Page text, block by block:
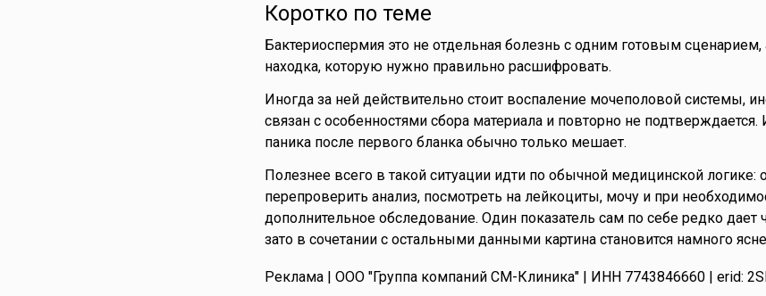
Коротко по теме
Бактериоспермия это не отдельная болезнь с одним готовым сценарием,
находка, которую нужно правильно расшифровать.
Иногда за ней действительно стоит воспаление мочеполовой системы,
связан с особенностями сбора материала и повторно не
паника после первого бланка обычно только мешает.
Полезнее всего в такой ситуации идти по обычной медицинской логике:
перепроверить анализ, посмотреть на лейкоциты, мочу и при
дополнительное обследование. Один показатель сам по себе редко дает
зато в сочетании с остальными данными картина становится намного
Реклама | ООО "Группа компаний СМ-Клиника" | ИНН 7743846660 | erid: